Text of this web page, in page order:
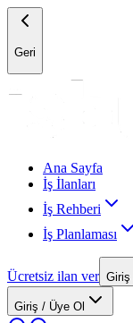
Geri
Ana Sayfa
İş İlanları
İş Rehberi
İş Planlaması
Ücretsiz ilan ver Giriş
Giriş / Üye Ol